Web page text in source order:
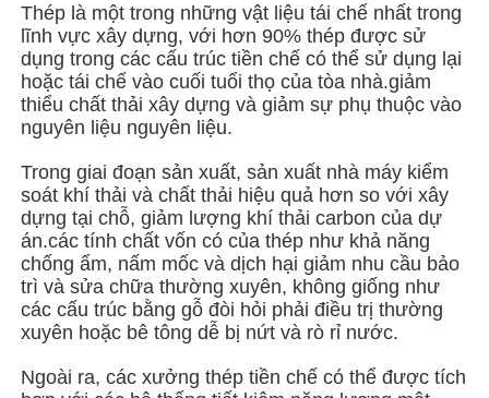
Tham quan nhà máy
Kiểm soát chất lượng
Liên hệ chúng tôi
Tin tức
Tất cả các trường hợp
Yêu cầu báo giá
Thép là một trong những vật liệu tái chế nhất trong
lĩnh vực xây dựng, với hơn 90% thép được sử
dụng trong các cấu trúc tiền chế có thể sử dụng lại
hoặc tái chế vào cuối tuổi thọ của tòa nhà.giảm
thiểu chất thải xây dựng và giảm sự phụ thuộc vào
nguyên liệu nguyên liệu.
Trong giai đoạn sản xuất, sản xuất nhà máy kiểm
soát khí thải và chất thải hiệu quả hơn so với xây
dựng tại chỗ, giảm lượng khí thải carbon của dự
án.các tính chất vốn có của thép như khả năng
chống ẩm, nấm mốc và dịch hại giảm nhu cầu bảo
trì và sửa chữa thường xuyên, không giống như
các cấu trúc bằng gỗ đòi hỏi phải điều trị thường
xuyên hoặc bê tông dễ bị nứt và rò rỉ nước.
Ngoài ra, các xưởng thép tiền chế có thể được tích